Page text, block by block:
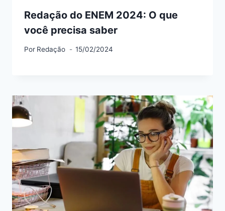
Redação do ENEM 2024: O que
você precisa saber
Por Redação 15/02/2024